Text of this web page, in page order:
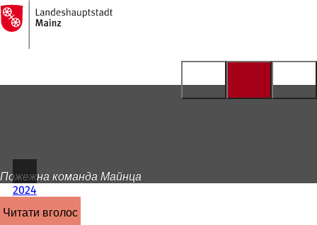
Перейти до змісту
На
головну
сторінку
Пожежна команда Майнца
2024
читати вголос